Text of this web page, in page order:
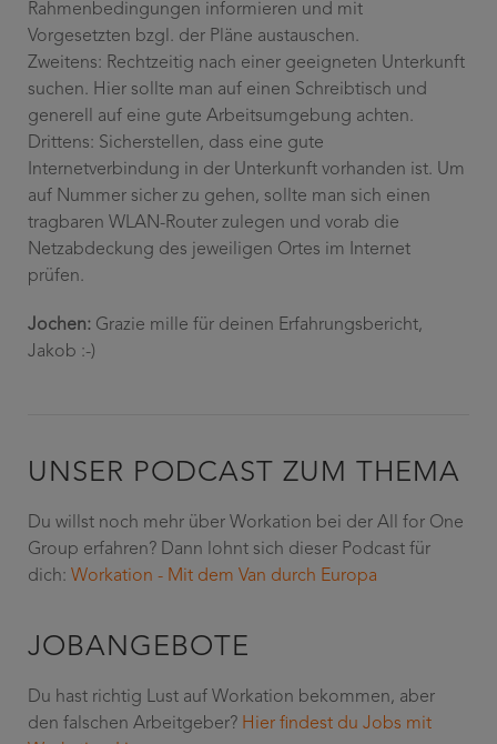
Rahmenbedingungen informieren und mit
Vorgesetzten bzgl. der Pläne austauschen.
Zweitens: Rechtzeitig nach einer geeigneten Unterkunft
suchen. Hier sollte man auf einen Schreibtisch und
generell auf eine gute Arbeitsumgebung achten.
Drittens: Sicherstellen, dass eine gute
Internetverbindung in der Unterkunft vorhanden ist. Um
auf Nummer sicher zu gehen, sollte man sich einen
tragbaren WLAN-Router zulegen und vorab die
Netzabdeckung des jeweiligen Ortes im Internet
prüfen.
Jochen: Grazie mille für deinen Erfahrungsbericht,
Jakob :-)
UNSER PODCAST ZUM THEMA
Du willst noch mehr über Workation bei der All for One
Group erfahren? Dann lohnt sich dieser Podcast für
dich: Workation - Mit dem Van durch Europa
JOBANGEBOTE
Du hast richtig Lust auf Workation bekommen, aber
den falschen Arbeitgeber? Hier findest du Jobs mit